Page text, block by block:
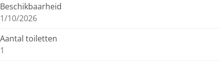
Beschikbaarheid
1/10/2026
Aantal toiletten
1